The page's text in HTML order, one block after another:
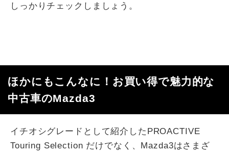
しっかりチェックしましょう。
ほかにもこんなに！お買い得で魅力的な
中古車のMazda3
イチオシグレードとして紹介したPROACTIVE
Touring Selection だけでなく、Mazda3はさまざ